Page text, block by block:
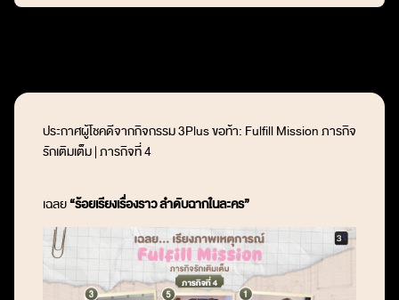
ประกาศผู้โชคดีจากกิจกรรม3Plus ขอท้า: Fulfill Mission ภารกิจ
รักเติมเต็ม | ภารกิจที่ 4
เฉลย“ร้อยเรียงเรื่องราว ลำดับฉากในละคร”